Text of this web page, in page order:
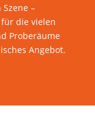
–
die vielen
Proberäume
Angebot.